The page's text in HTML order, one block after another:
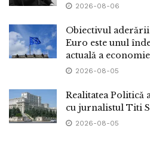
2026-08-06
Obiectivul
Euro este unul
actuală a
2026-08-05
Realitatea Politică
cu jurnalistul Titi
2026-08-05